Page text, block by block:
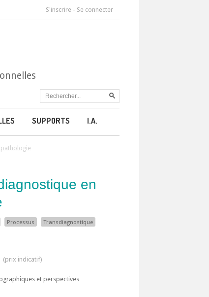
S'inscrire - Se connecter
SUPPORTS I.A.
en
Processus Transdiagnostique
et perspectives